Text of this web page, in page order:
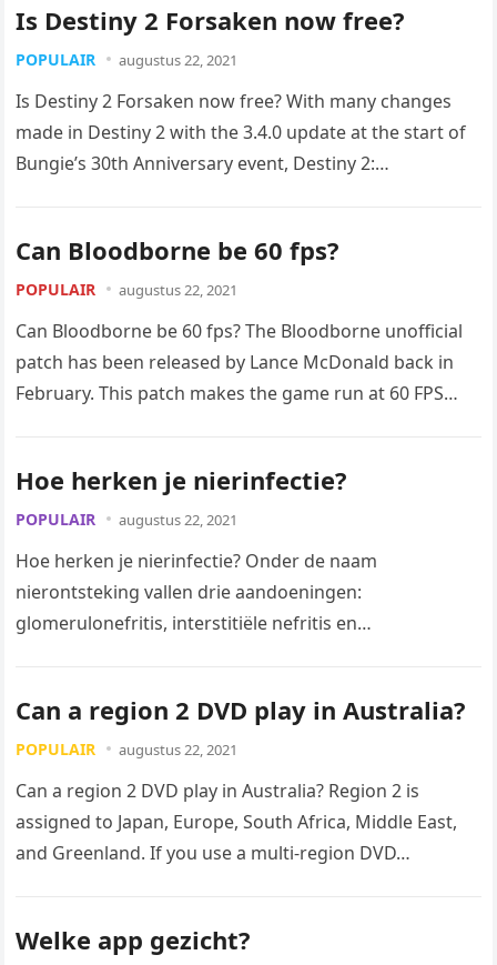
Is Destiny 2 Forsaken now free?
POPULAIR augustus 22, 2021
Is Destiny 2 Forsaken now free? With many changes
made in Destiny 2 with the 3.4.0 update at the start of
Bungie’s 30th Anniversary event, Destiny 2:…
Can Bloodborne be 60 fps?
POPULAIR augustus 22, 2021
Can Bloodborne be 60 fps? The Bloodborne unofficial
patch has been released by Lance McDonald back in
February. This patch makes the game run at 60 FPS…
Hoe herken je nierinfectie?
POPULAIR augustus 22, 2021
Hoe herken je nierinfectie? Onder de naam
nierontsteking vallen drie aandoeningen:
glomerulonefritis, interstitiële nefritis en
Can a region 2 DVD play in Australia?
POPULAIR augustus 22, 2021
Can a region 2 DVD play in Australia? Region 2 is
assigned to Japan, Europe, South Africa, Middle East,
and Greenland. If you use a multi-region DVD…
Welke app gezicht?